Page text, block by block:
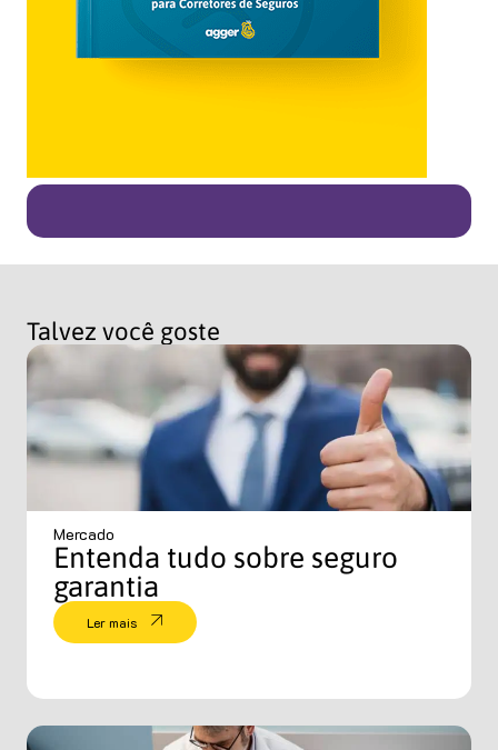
Talvez você goste
Mercado
Entenda tudo sobre seguro
garantia
Ler mais